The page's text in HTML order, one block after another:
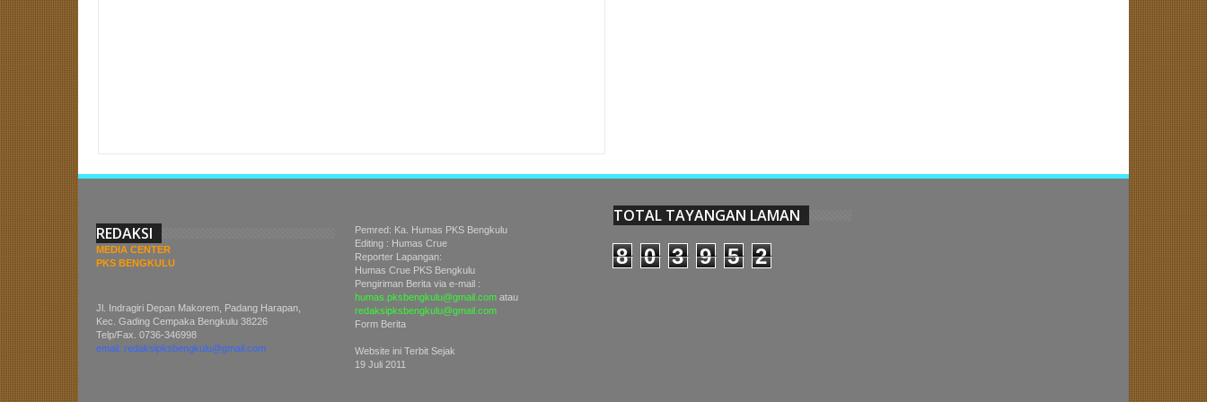
REDAKSI
MEDIA CENTER
PKS BENGKULU
Jl. Indragiri Depan Makorem, Padang Harapan,
Kec. Gading Cempaka Bengkulu 38226
Telp/Fax. 0736-346998
email: redaksipksbengkulu@gmail.com
Pemred: Ka. Humas PKS Bengkulu
Editing : Humas Crue
Reporter Lapangan:
Humas Crue PKS Bengkulu
Pengiriman Berita via e-mail :
humas.pksbengkulu@gmail.comatau
redaksipksbengkulu@gmail.com
Form Berita
Website ini Terbit Sejak
19 Juli 2011
TOTAL TAYANGAN LAMAN
8 0 3 9 5 2